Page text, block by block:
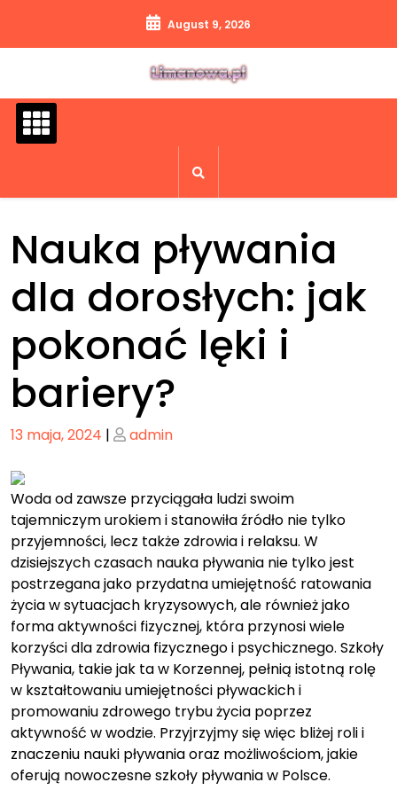
content
August 9, 2026
Nauka pływania
dla dorosłych: jak
pokonać lęki i
bariery?
Posted
13 maja, 2024 | Posted
admin
Woda od zawsze przyciągała ludzi swoim
tajemniczym urokiem i stanowiła źródło nie tylko
przyjemności, lecz także zdrowia i relaksu. W
dzisiejszych czasach nauka pływania nie tylko jest
postrzegana jako przydatna umiejętność ratowania
życia w sytuacjach kryzysowych, ale również jako
forma aktywności fizycznej, która przynosi wiele
korzyści dla zdrowia fizycznego i psychicznego. Szkoły
Pływania, takie jak ta w Korzennej, pełnią istotną rolę
w kształtowaniu umiejętności pływackich i
promowaniu zdrowego trybu życia poprzez
aktywność w wodzie. Przyjrzyjmy się więc bliżej roli i
znaczeniu nauki pływania oraz możliwościom, jakie
oferują nowoczesne szkoły pływania w Polsce.